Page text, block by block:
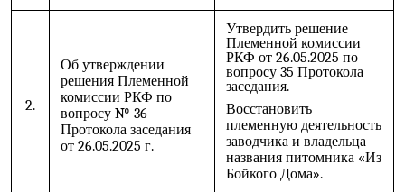
2.
Об утверждении
решения Племенной
комиссии РКФ по
вопросу № 36
Протокола заседания
от 26.05.2025 г.
Утвердить решение
Племенной комиссии
РКФ от 26.05.2025 по
вопросу 35 Протокола
заседания.
Восстановить
племенную деятельность
заводчика и владельца
названия питомника «Из
Бойкого Дома».